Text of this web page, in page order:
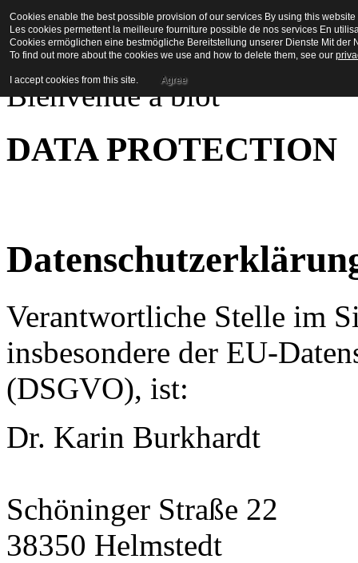
La Maison en
Bienvenue a biot
DATA PROTECTION
Verantwortliche Stelle im
insbesondere der EU-
(DSGVO), ist:
Dr. Karin Burkhardt
Schöninger Straße 22
38350 Helmstedt
Cookies enable the best possible provision of our services By using this
Les cookies permettent la meilleure fourniture possible de nos services En
Cookies ermöglichen eine bestmögliche Bereitstellung unserer Dienste Mit
To find out more about the cookies we use and how to delete them, see our
I accept cookies from this site. Agree